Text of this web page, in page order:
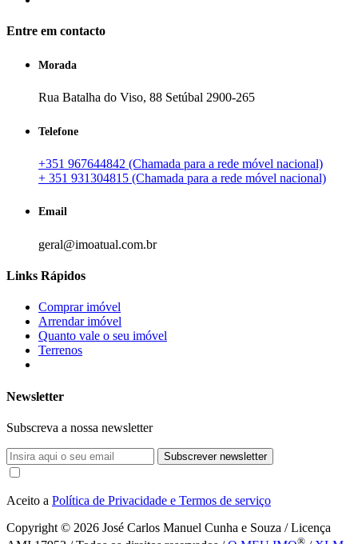
Entre em contacto
Morada
Rua Batalha do Viso, 88 Setúbal 2900-265
Telefone
+351 967644842 (Chamada para a rede móvel nacional)
+ 351 931304815 (Chamada para a rede móvel nacional)
Email
geral@imoatual.com.br
Links Rápidos
Comprar imóvel
Arrendar imóvel
Quanto vale o seu imóvel
Terrenos
Newsletter
Subscreva a nossa newsletter
Subscrever newsletter
Aceito a Política de Privacidade e Termos de serviço
Copyright © 2026 José Carlos Manuel Cunha e Souza / Licença
®